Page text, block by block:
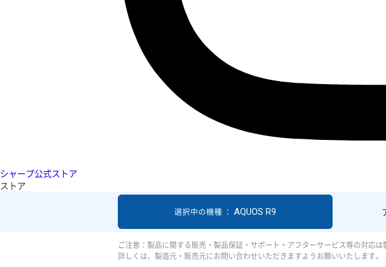
シャープ公式ストア
ストア
選択中の機種 ： AQUOS R9
ご注意：製品に関する販売・製品保証・サポート・アフターサービス等の対応
詳しくは、製造元・販売元にお問い合わせいただきますようお願いいたします。